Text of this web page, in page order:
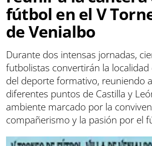
fútbol en el V
de Venialbo
Durante dos intensas jornadas,
futbolistas convertirán la
del deporte formativo, reuniendo
diferentes puntos de Castilla y
ambiente marcado por la
compañerismo y la pasión por el